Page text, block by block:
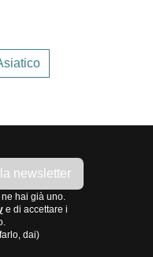
newsletter
hai già uno.
e di accettare i
dai)